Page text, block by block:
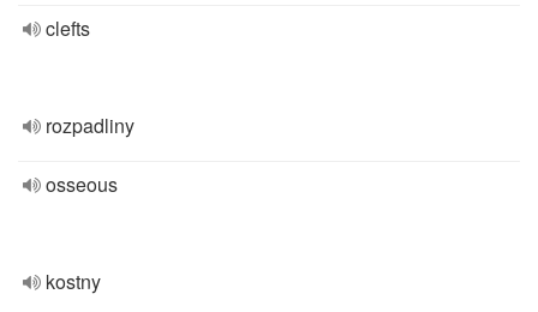
clefts
rozpadliny
osseous
kostny